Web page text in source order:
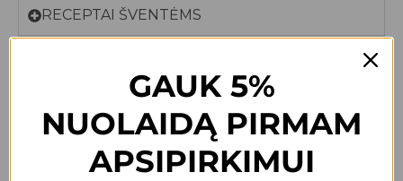
RECEPTAI ŠVENTĖMS
Visi receptai
GAUK 5%
NUOLAIDĄ PIRMAM
APSIPIRKIMUI